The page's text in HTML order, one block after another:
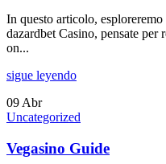
In questo articolo,
dazardbet Casino, pensate per
on...
sigue leyendo
09 Abr
Uncategorized
Vegasino Guide